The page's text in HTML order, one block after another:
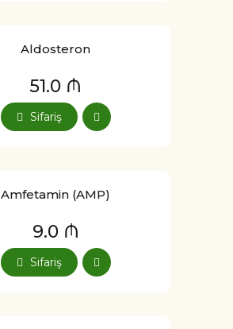
Aldosteron
51.0 ₼
Sifariş
Amfetamin (AMP)
9.0 ₼
Sifariş